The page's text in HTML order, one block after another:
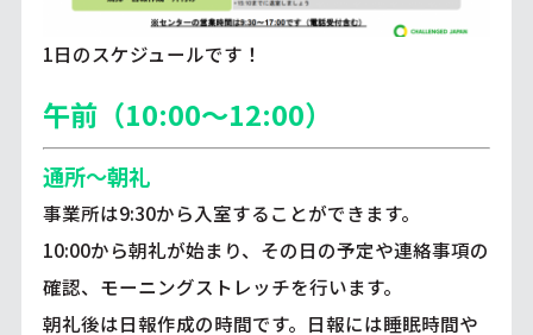
1日のスケジュールです！
午前（10:00～12:00）
通所～朝礼
事業所は9:30から入室することができます。
10:00から朝礼が始まり、その日の予定や連絡事項の
確認、モーニングストレッチを行います。
朝礼後は日報作成の時間です。日報には睡眠時間や